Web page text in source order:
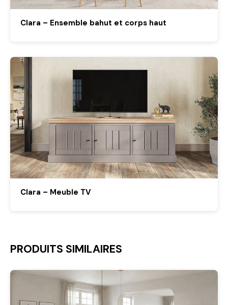
Clara – Ensemble bahut et corps haut
Clara – Meuble TV
PRODUITS SIMILAIRES